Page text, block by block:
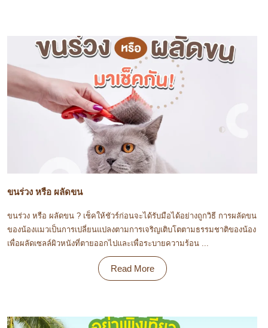
ขนร่วง หรือ ผลัดขน
ขนร่วง หรือ ผลัดขน ? เช็คให้ชัวร์ก่อนจะได้รับมือได้อย่างถูกวิธี การผลัดขน
ของน้องแมวเป็นการเปลี่ยนแปลงตามการเจริญเติบโตตามธรรมชาติของน้อง
เพื่อผลัดเซลล์ผิวหนังที่ตายออกไปและเพื่อระบายความร้อน ...
Read More